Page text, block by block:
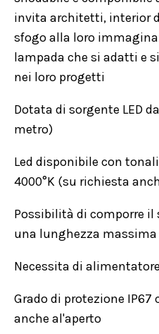
invita architetti, interior
sfogo alla loro
lampada che si adatti e
nei loro progetti
Dotata di sorgente LED
metro)
Led disponibile con
4000°K (su richiesta
Possibilità di comporre il
una lunghezza
Necessita di
Grado di protezione
anche al'aperto